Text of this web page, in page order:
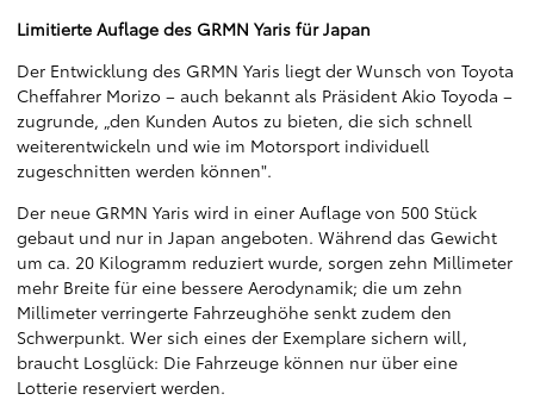
Limitierte Auflage des GRMN Yaris für Japan
Der Entwicklung des GRMN Yaris liegt der Wunsch von Toyota
Cheffahrer Morizo – auch bekannt als Präsident Akio Toyoda –
zugrunde, „den Kunden Autos zu bieten, die sich schnell
weiterentwickeln und wie im Motorsport individuell
zugeschnitten werden können".
Der neue GRMN Yaris wird in einer Auflage von 500 Stück
gebaut und nur in Japan angeboten. Während das Gewicht
um ca. 20 Kilogramm reduziert wurde, sorgen zehn Millimeter
mehr Breite für eine bessere Aerodynamik; die um zehn
Millimeter verringerte Fahrzeughöhe senkt zudem den
Schwerpunkt. Wer sich eines der Exemplare sichern will,
braucht Losglück: Die Fahrzeuge können nur über eine
Lotterie reserviert werden.